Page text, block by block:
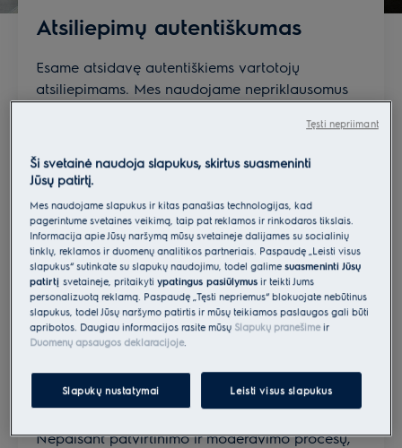
Atsiliepimų autentiškumas
Esame atsidavę autentiškiems vartotojų
atsiliepimams. Mes naudojame nepriklausomus
patvirtintume ir prižiūrėtume kiekvieną peržiūrą,
kad būtų išvengta apgaulingo, netinkamo ar
nesusijusio turinio rodymo. Norėdami suprasti šį
atsiliepimų pateikimo gaires
.
Neatrenkame turinio. Bus rodomas bet koks
mūsų peržiūros gaires atitinkantis turinys
(įskaitant neigiamus atsiliepimus /
įvertinimus žemomis žvaigždutėmis).
atitinka peržiūros gaires.
Nepaisant patvirtinimo ir moderavimo procesų,
Ši svetainė naudoja slapukus, skirtus suasmeninti
Jūsų patirtį.
Mes naudojame slapukus ir kitas panašias technologijas, kad
pagerintume svetainės veikimą, taip pat reklamos ir rinkodaros tikslais.
Informacija apie Jūsų naršymą mūsų svetainėje dalijamės su socialinių
tinklų, reklamos ir duomenų analitikos partneriais. Paspaudę „Leisti visus
slapukus“ sutinkate su slapukų naudojimu, todėl galimesuasmeninti Jūsų
patirtįsvetainėje, pritaikytiypatingus pasiūlymus ir teikti Jums
personalizuotą reklamą. Paspaudę „Tęsti nepriėmus“ blokuojate nebūtinus
slapukus, todėl Jūsų naršymo patirtis ir mūsų teikiamos paslaugos gali būti
apribotos. Daugiau informacijos rasite mūsų Slapukų pranešimeir
Duomenų apsaugos deklaracijoje.
Slapukų nustatymai Leisti visus slapukus
Tęsti nepriimant